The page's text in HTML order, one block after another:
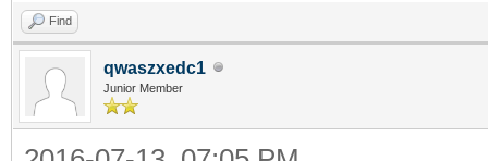
Find
qwaszxedc1
Junior Member